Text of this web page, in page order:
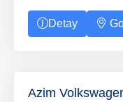
Detay
Azim